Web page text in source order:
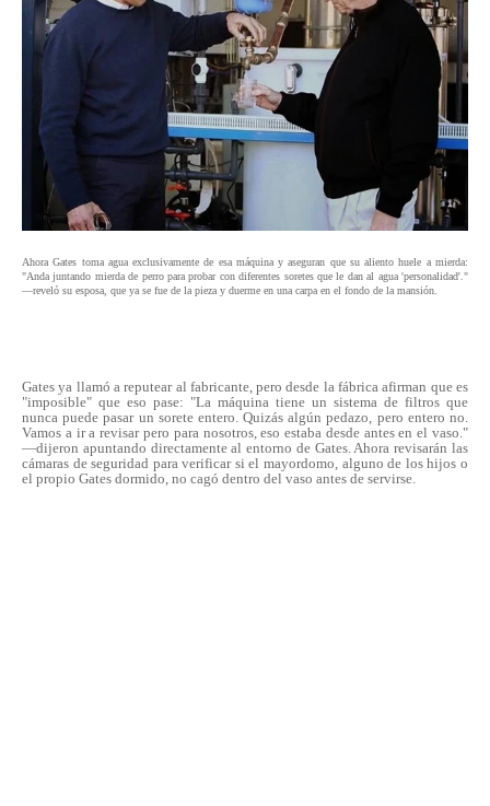
Ahora Gates toma agua exclusivamente de esa máquina y aseguran que su aliento huele a mierda:
"Anda juntando mierda de perro para probar con diferentes soretes que le dan al agua 'personalidad'."
—reveló su esposa, que ya se fue de la pieza y duerme en una carpa en el fondo de la mansión.
Gates ya llamó a reputear al fabricante, pero desde la fábrica afirman que es
"imposible" que eso pase: "La máquina tiene un sistema de filtros que
nunca puede pasar un sorete entero. Quizás algún pedazo, pero entero no.
Vamos a ir a revisar pero para nosotros, eso estaba desde antes en el vaso."
—dijeron apuntando directamente al entorno de Gates. Ahora revisarán las
cámaras de seguridad para verificar si el mayordomo, alguno de los hijos o
el propio Gates dormido, no cagó dentro del vaso antes de servirse.